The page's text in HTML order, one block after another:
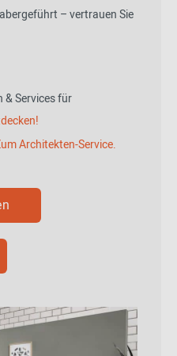
– vertrauen Sie
& Services für
Architekten-Service.